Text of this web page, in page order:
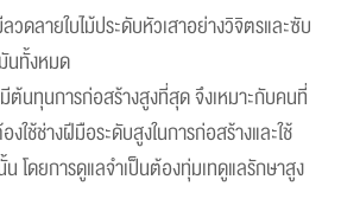
วดลายใบไม้ประดับหัวเสาอย่างวิจิตรและซับ
นทั้งหมด
นทุนการก่อสร้างสูงที่สุด จึงเหมาะกับคนที่
ใช้ช่างฝีมือระดับสูงในการก่อสร้างและใช้
โดยการดูแลจำเป็นต้องทุ่มเทดูแลรักษาสูง